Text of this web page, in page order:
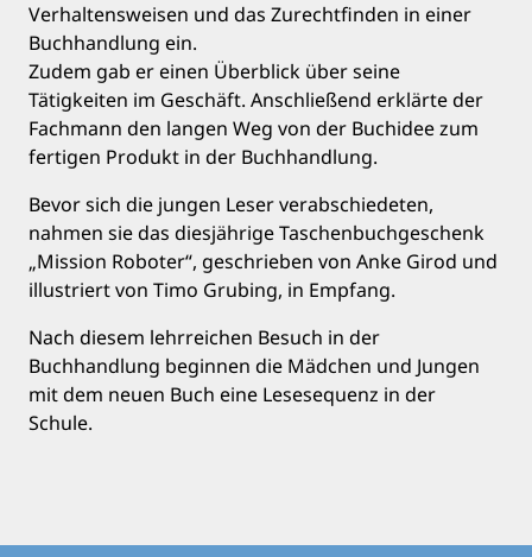
Verhaltensweisen und das Zurechtfinden in einer
Buchhandlung ein.
Zudem gab er einen Überblick über seine
Tätigkeiten im Geschäft. Anschließend erklärte der
Fachmann den langen Weg von der Buchidee zum
fertigen Produkt in der Buchhandlung.
Bevor sich die jungen Leser verabschiedeten,
nahmen sie das diesjährige Taschenbuchgeschenk
„Mission Roboter“, geschrieben von Anke Girod und
illustriert von Timo Grubing, in Empfang.
Nach diesem lehrreichen Besuch in der
Buchhandlung beginnen die Mädchen und Jungen
mit dem neuen Buch eine Lesesequenz in der
Schule.